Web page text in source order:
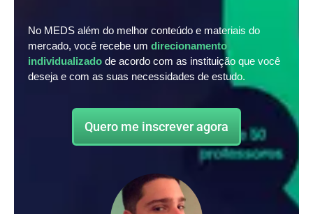
No MEDS além do melhor conteúdo e materiais do
mercado, você recebe um direcionamento
individualizado de acordo com as instituição que você
deseja e com as suas necessidades de estudo.
Quero me inscrever agora